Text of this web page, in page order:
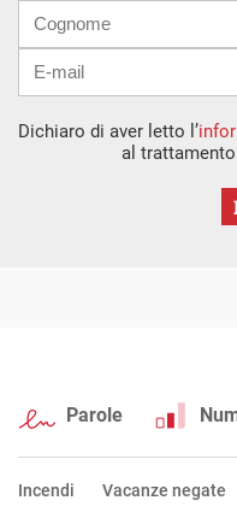
Dichiaro di aver letto l’
al
Parole
Incendi Vacanze negate